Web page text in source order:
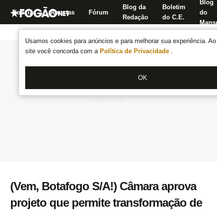
Usamos cookies para anúncios e para melhorar sua experiência.
site você concorda com a Política de Privacidade .
OK
Notícias Apostas Fórum
Blog da
Redação
Boletim
do C.E.
Blog
do
(Vem, Botafogo S/A!) Câmara aprova
projeto que permite transformação de